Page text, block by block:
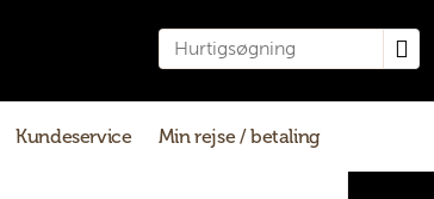
Kundeservice Min rejse / betaling